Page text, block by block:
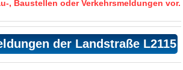
, Baustellen oder Verkehrsmeldungen vor.
der Landstraße L2115